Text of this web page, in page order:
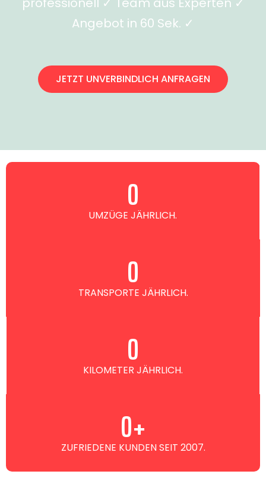
Angebot in 60 Sek. ✓
JETZT UNVERBINDLICH ANFRAGEN
UMZÜGE JÄHRLICH.
0
TRANSPORTE JÄHRLICH.
0
KILOMETER JÄHRLICH.
0
ZUFRIEDENE KUNDEN SEIT 2007.
0+